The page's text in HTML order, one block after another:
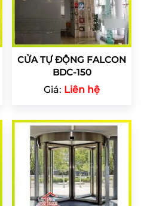
CỬA TỰ ĐỘNG FALCON
BDC-150
Giá: Liên hệ